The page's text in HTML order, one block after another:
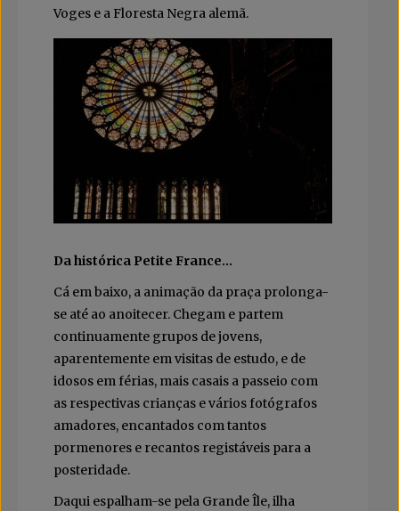
Voges e a Floresta Negra alemã.
Da histórica Petite France…
Cá em baixo, a animação da praça prolonga-
se até ao anoitecer. Chegam e partem
continuamente grupos de jovens,
aparentemente em visitas de estudo, e de
idosos em férias, mais casais a passeio com
as respectivas crianças e vários fotógrafos
amadores, encantados com tantos
pormenores e recantos registáveis para a
posteridade.
Daqui espalham-se pela Grande Île, ilha